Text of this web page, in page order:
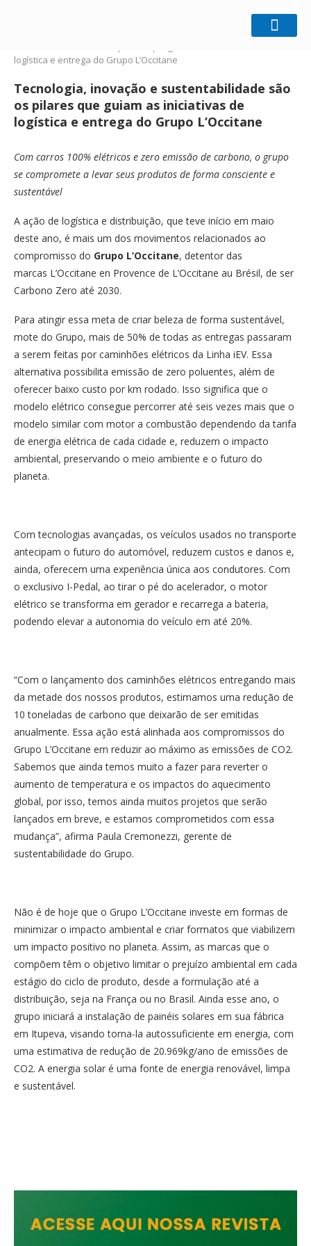
Tecnologia, inovação e
logística e entrega do Grupo L’Occitane
Tecnologia, inovação e sustentabilidade são
os pilares que guiam as iniciativas de
logística e entrega do Grupo L’Occitane
Com carros 100% elétricos e zero emissão de carbono, o grupo
se compromete a levar seus produtos de forma consciente e
sustentável
A ação de logística e distribuição, que teve início em maio
deste ano, é mais um dos movimentos relacionados ao
compromisso do Grupo L’Occitane, detentor das
marcas L’Occitane en Provence de L’Occitane au Brésil, de ser
Carbono Zero até 2030.
Para atingir essa meta de criar beleza de forma sustentável,
mote do Grupo, mais de 50% de todas as entregas passaram
a serem feitas por caminhões elétricos da Linha iEV. Essa
alternativa possibilita emissão de zero poluentes, além de
oferecer baixo custo por km rodado. Isso significa que o
modelo elétrico consegue percorrer até seis vezes mais que o
modelo similar com motor a combustão dependendo da tarifa
de energia elétrica de cada cidade e, reduzem o impacto
ambiental, preservando o meio ambiente e o futuro do
planeta.
Com tecnologias avançadas, os veículos usados no transporte
antecipam o futuro do automóvel, reduzem custos e danos e,
ainda, oferecem uma experiência única aos condutores. Com
o exclusivo I-Pedal, ao tirar o pé do acelerador, o motor
elétrico se transforma em gerador e recarrega a bateria,
podendo elevar a autonomia do veículo em até 20%.
“Com o lançamento dos caminhões elétricos entregando mais
da metade dos nossos produtos, estimamos uma redução de
10 toneladas de carbono que deixarão de ser emitidas
anualmente. Essa ação está alinhada aos compromissos do
Grupo L’Occitane em reduzir ao máximo as emissões de CO2.
Sabemos que ainda temos muito a fazer para reverter o
aumento de temperatura e os impactos do aquecimento
global, por isso, temos ainda muitos projetos que serão
lançados em breve, e estamos comprometidos com essa
mudança”, afirma Paula Cremonezzi, gerente de
sustentabilidade do Grupo.
Não é de hoje que o Grupo L’Occitane investe em formas de
minimizar o impacto ambiental e criar formatos que viabilizem
um impacto positivo no planeta. Assim, as marcas que o
compõem têm o objetivo limitar o prejuízo ambiental em cada
estágio do ciclo de produto, desde a formulação até a
distribuição, seja na França ou no Brasil. Ainda esse ano, o
grupo iniciará a instalação de painéis solares em sua fábrica
em Itupeva, visando torna-la autossuficiente em energia, com
uma estimativa de redução de 20.969kg/ano de emissões de
CO2. A energia solar é uma fonte de energia renovável, limpa
e sustentável.